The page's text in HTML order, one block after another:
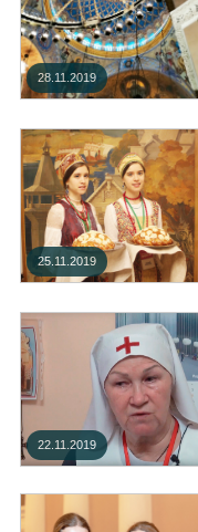
28.11.2019
25.11.2019
22.11.2019